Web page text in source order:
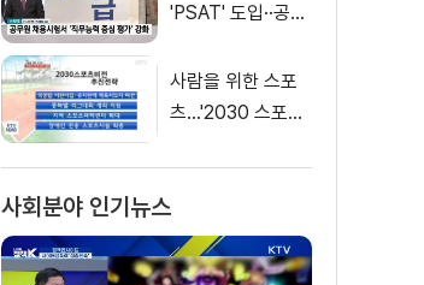
'PSAT' 도입··공정
사람을 위한 스포
츠…'2030 스포츠
사회분야 인기뉴스